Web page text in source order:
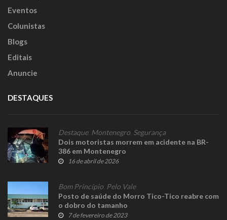
Eventos
Colunistas
Blogs
Editais
Anuncie
DESTAQUES
Destaque, Montenegro Segurança
Dois motoristas morrem em acidente na BR-
386 em Montenegro
16 de abril de 2026
Bom Princípio Pelo Vale
Posto de saúde do Morro Tico-Tico reabre com
o dobro do tamanho
7 de fevereiro de 2023